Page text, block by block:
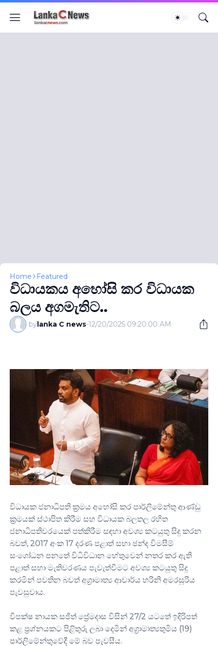
Home Featured
විධායකය අහෝසි කර විධායක
බලය අගමැතිට..
bylanka C news-12/20/2025 09:20:00 AM
විධායක ජනාධිපති ක්‍රමය අහෝසි කර පාර්ලිමේන්තු ආණ්ඩු
ක්‍රමයක් ස්ථාපිත කිරීම සහ විධායක බලතල රහිත
ජනාධිපතිවරයෙක් පත්කිරීම සඳහා අවශ්‍ය කටයුතු සිදු කරන
බවත්, 2017 අංක 17 දරණ පළාත් සභා ඡන්ද විමසීම්
සංශෝධන පනතේ විධිවිධාන හේතුවෙන් නතර කර ඇති
පළාත් සභා මැතිවරණය පැවැත්වීමට අවශ්‍ය කටයුතු සිදු
කරමින් පවතින බවත් අග්‍රාමාත්‍ය ආචාර්ය හරිනි අමරසූරිය
පැවසුවාය.
විපක්ෂ නායක සජිත් ප්‍රේමදාස විසින් 27/2 යටතේ ඉදිරිපත්
කළ ප්‍රශ්නයකට පිළිතුරු ලබා දෙමින් අග්‍රාමාත්‍යතුමිය (19)
පාර්ලිමේන්තුවේදී මේ බව පැවසීය.